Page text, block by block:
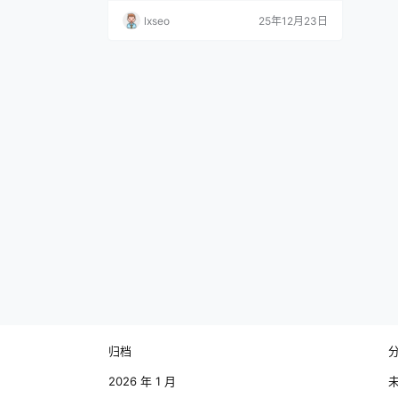
供返税福利，还有创业扶持、房租补贴等多
项优惠，吸引了大量优质企业落户。 想要轻
lxseo 25年12月23日
归档
2026 年 1 月